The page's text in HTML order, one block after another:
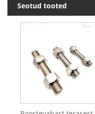
Seotud tooted